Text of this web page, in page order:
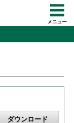
メニュー
ダウンロード